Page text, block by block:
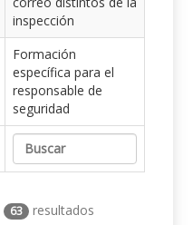
inspección
Formación
específica para el
responsable de
seguridad
63 resultados